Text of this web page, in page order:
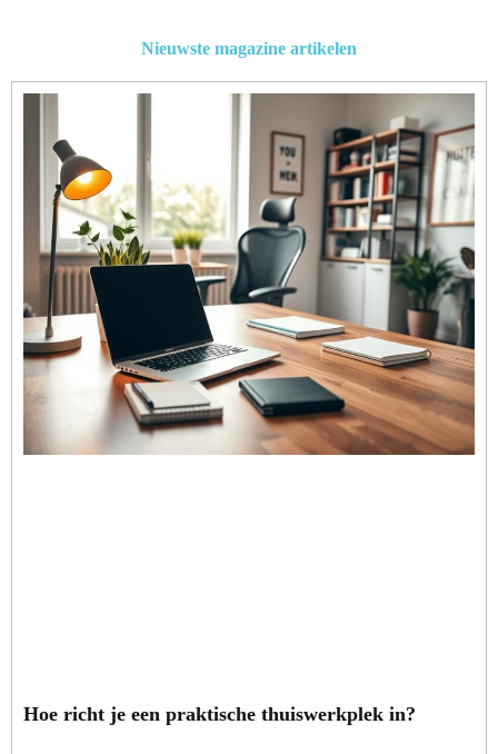
Nieuwste magazine artikelen
Hoe richt je een praktische thuiswerkplek in?